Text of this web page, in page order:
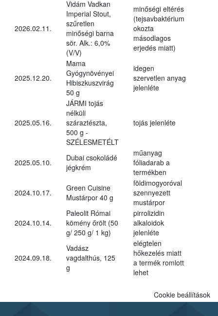
2026.02.11.
Vidám Vadkan
Imperial Stout,
szűretlen
minőségi barna
sör. Alk.: 6,0%
(V/V)
minőségi eltérés
(tejsavbaktérium
okozta
másodlagos
erjedés miatt)
2025.12.20.
Mama
Gyógynövényei
Hibiszkuszvirág
50 g
idegen
szervetlen anyag
jelenléte
2025.05.16.
JÁRMI tojás
nélküli
száraztészta,
500 g -
SZÉLESMETÉLT
tojás jelenléte
2025.05.10.
Dubai csokoládé
jégkrém
műanyag
fóliadarab a
termékben
2024.10.17.
Green Cuisine
Mustárpor 40 g
földimogyoróval
szennyezett
mustárpor
2024.10.14.
Paleolit Római
kömény őrölt (50
g/ 250 g/ 1 kg)
pirrolizidin
alkaloidok
jelenléte
2024.09.18.
Vadász
vagdalthús, 125
g
elégtelen
hőkezelés miatt
a termék romlott
lehet
Cookie beállítások